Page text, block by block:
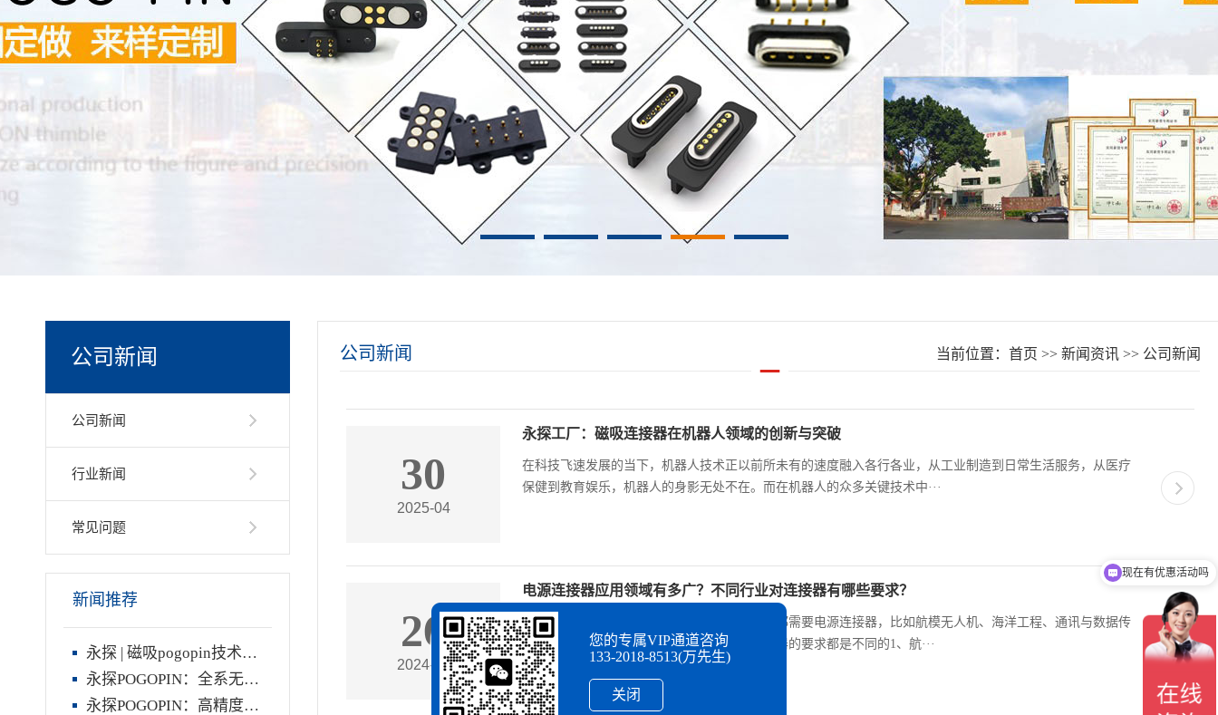
公司新闻
公司新闻
行业新闻
常见问题
新闻推荐
永探 | 磁吸pogopin技术领导者，开启智能连接新时代
永探POGOPIN：全系无损替代Mill-max，国产龙头工厂
永探POGOPIN：高精度国产弹簧针，完美替代Mill-max连接器
公司新闻 当前位置： 首页 >> 新闻资讯 >> 公司新闻
30
2025-04
永探工厂：磁吸连接器在机器人领域的创新与突破
在科技飞速发展的当下，机器人技术正以前所未有的速度融入各行各业，从工业制造到日常生活服务，从医疗
保健到教育娱乐，机器人的身影无处不在。而在机器人的众多关键技术中···
26
2024-11
电源连接器应用领域有多广？不同行业对连接器有哪些要求？
连接器的应用在现在是非常广泛的，许多领域都需要电源连接器，比如航模无人机、海洋工程、通讯与数据传
输、代步工具、储能等领域，每个领域对连接器的要求都是不同的1、航···
您的专属VIP通道咨询
133-2018-8513(万先生)
关闭
现在有优惠活动吗